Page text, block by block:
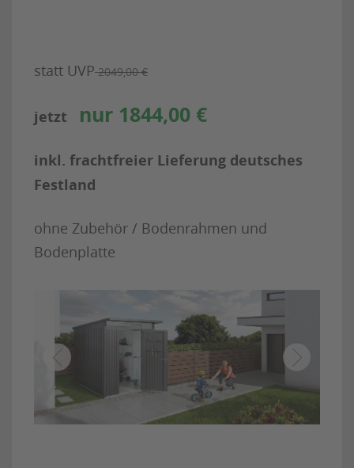
statt UVP2049,00 €
jetzt nur 1844,00 €
inkl. frachtfreier Lieferung deutsches
Festland
ohne Zubehör / Bodenrahmen und
Bodenplatte